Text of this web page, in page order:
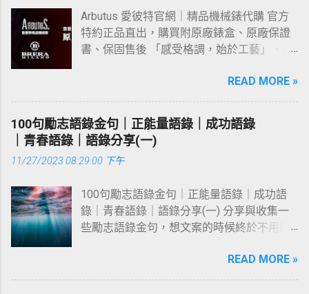
立正向回饋，讓自己的自信不斷增長。 生無
捷徑，一次次逼自己完成不可能，你會成為
最大的可能。 你如何配置你的時間、經歷和
己覺得太閒，事多的時候自然有收穫，能在
過程中增長見聞；安逸或許舒適，但是我們
就像鐵鍬一樣，長時間不用是會...
有增加社群使用時間的話，貼文不容易自然
推廣出去 這個規則在IG、FB、TikTok也有，
所以Threads跟上並不意外， 建議可以先從
開始 如果你本身就有在滑的話就沒差，如果
他平台需要輸入社群帳密的輔助程式 ，有時
候他們只是畫面做的很像而已，用當然還是
能用，就是帳密也被記錄走了 Threads流量
會根據你互動的內容為你推薦相關貼文 ，到
這裡你一定會有疑問「可是他還是會冒出我
根本沒興趣的東西」，所以我們繼續往下看
看作品，更看重「安心感」與「專業度」，
這是我給每位合作夥伴的四大承諾： 1. 價格
公開透明，預算精準掌握 你不用經歷繁瑣的
「私訊報價」攻防戰，我的服務均採公開透
明定價，讓你在專案規劃初期就能精準控管
訊，我是全職接案者，時間彈性自由、回覆
迅速，是你最可靠的設計後盾。 3. 專案式進
度管理，時程一目瞭然 專案式管理思維，讓
軸，讓你隨時掌握工作進度，告別追稿焦
慮。 4. 多元支付與合規流程，合作超安心 可
刷卡、可匯款，支援第三方金流支付，保障
勞務報酬單流程，報帳請款免煩惱。 🎉 社群
據不穩定是常見的現象。 如果你過於頻繁地
修改廣告設定（例如換受眾、換素材、改預
算），演算法就得重新學習，反而更難產出
告幾天到一週的空間累積數據。 廣告多久才
看得到效果？常見時間參考 不同的廣告目
標，成效出現的速度也不同，如果你的目標
是增加品牌曝光或累積粉絲互動，可能需要
（像是銷售、報名），建議觀察至少 14 天以
上，並搭配後台的事件追蹤與報表資料來分
析趨勢。 不要因為短期看不到效果就放棄，
也不要持續燒錢卻不做優化，觀察數據變化
與廣告學習期是否結束，是更重要的判斷依
據。 什麼情況下應該「暫停」廣告？不是所
Arbutus 愛彼特官網｜精品機械錶代購 官方
特約正品直出，購買附原廠錶盒、原廠保證
書、保固售後 「感受格調，始於工藝」，以
的個人品味，喚醒你對細節的堅持，與對生
活質感的自我要求。 ARBUTUS愛彼特👉售
後保固絕對放心 非人為產生之問題保固1
年，外觀及錶帶恕不在保固範圍內，人為因
素而造成的故障，可提供收費之售後服務。
可自行聯繫原廠保固維修，依隨貨附上的原
訊我代您聯繫詢問原廠 ，僅服務與本人代購
的商品~ ⌚️ Arbutus 愛彼特｜ 原廠公司貨正
品代購 📩 想了解目前優惠/現貨價格？
問✨ 👉獨家代購福利！7日鑑賞期內僅供鑑
賞而非試用，如需退貨需保持全新未使用、
READ MORE »
100句勵志語錄金句｜正能量語錄｜成功語錄
｜青春語錄｜語錄分享(一)
11/27/2023 08:29:00 下午
100句勵志語錄金句｜正能量語錄｜成功語
錄｜青春語錄｜語錄分享(一) 分享與收集一
些勵志語錄金句，想文案的時候終於不用再
語錄 #青春語錄 邁開腳步，再長的路也不在
話下；停滯不前，再短的路也難以到達。 沒
READ MORE »